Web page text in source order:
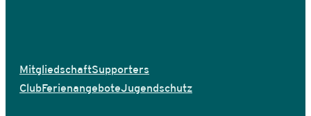
MitgliedschaftSupporters
ClubFerienangeboteJugendschutz